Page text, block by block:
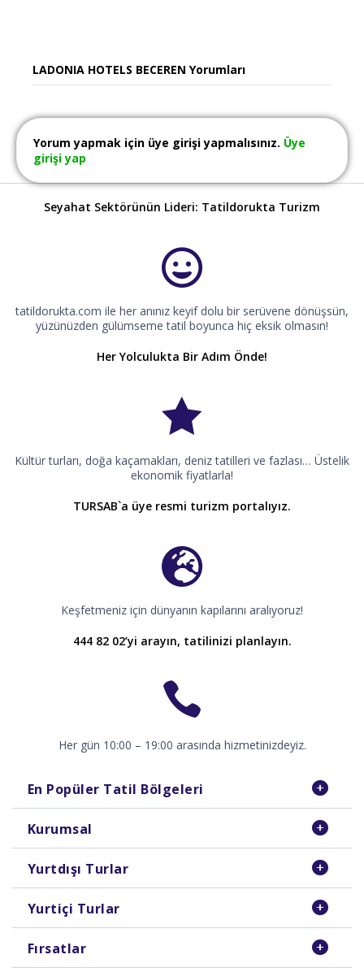
LADONIA HOTELS BECEREN Yorumları
Yorum yapmak için üye girişi yapmalısınız. Üye
girişi yap
Seyahat Sektörünün Lideri: Tatildorukta Turizm
tatildorukta.com ile her anınız keyif dolu bir serüvene dönüşsün,
yüzünüzden gülümseme tatil boyunca hiç eksik olmasın!
Her Yolculukta Bir Adım Önde!
Kültür turları, doğa kaçamakları, deniz tatilleri ve fazlası… Üstelik
ekonomik fiyatlarla!
TURSAB`a üye resmi turizm portalıyız.
Keşfetmeniz için dünyanın kapılarını aralıyoruz!
444 82 02’yi arayın, tatilinizi planlayın.
Her gün 10:00 – 19:00 arasında hizmetinizdeyiz.
En Popüler Tatil Bölgeleri
Kurumsal
Yurtdışı Turlar
Yurtiçi Turlar
Fırsatlar